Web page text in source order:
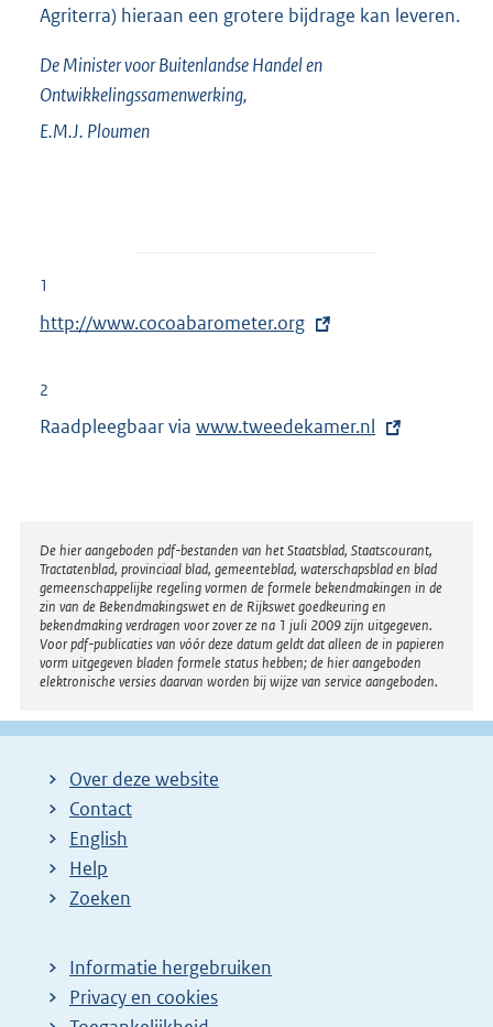
Agriterra) hieraan een grotere bijdrage kan leveren.
De Minister voor Buitenlandse Handel en
Ontwikkelingssamenwerking,
E.M.J. Ploumen
1
E
t
r
i
n
k
:
http://www.cocoabarometer.org
2
Raadpleegbaar via E
r
n
e
l
i
n
k
www.tweedekamer.nl
Disclaimer
De hier aangeboden pdf-bestanden van het Staatsblad, Staatscourant,
Tractatenblad, provinciaal blad, gemeenteblad, waterschapsblad en blad
gemeenschappelijke regeling vormen de formele bekendmakingen in de
zin van de Bekendmakingswet en de Rijkswet goedkeuring en
bekendmaking verdragen voor zover ze na 1 juli 2009 zijn uitgegeven.
Voor pdf-publicaties van vóór deze datum geldt dat alleen de in papieren
vorm uitgegeven bladen formele status hebben; de hier aangeboden
elektronische versies daarvan worden bij wijze van service aangeboden.
Over deze website
Contact
English
Help
Zoeken
Informatie hergebruiken
Privacy en cookies